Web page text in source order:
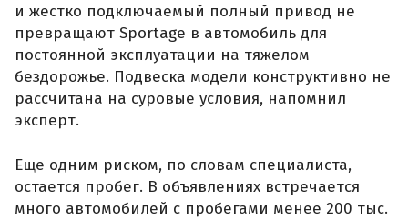
и жестко подключаемый полный привод не
превращают Sportage в автомобиль для
постоянной эксплуатации на тяжелом
бездорожье. Подвеска модели конструктивно не
рассчитана на суровые условия, напомнил
эксперт.
Еще одним риском, по словам специалиста,
остается пробег. В объявлениях встречается
много автомобилей с пробегами менее 200 тыс.